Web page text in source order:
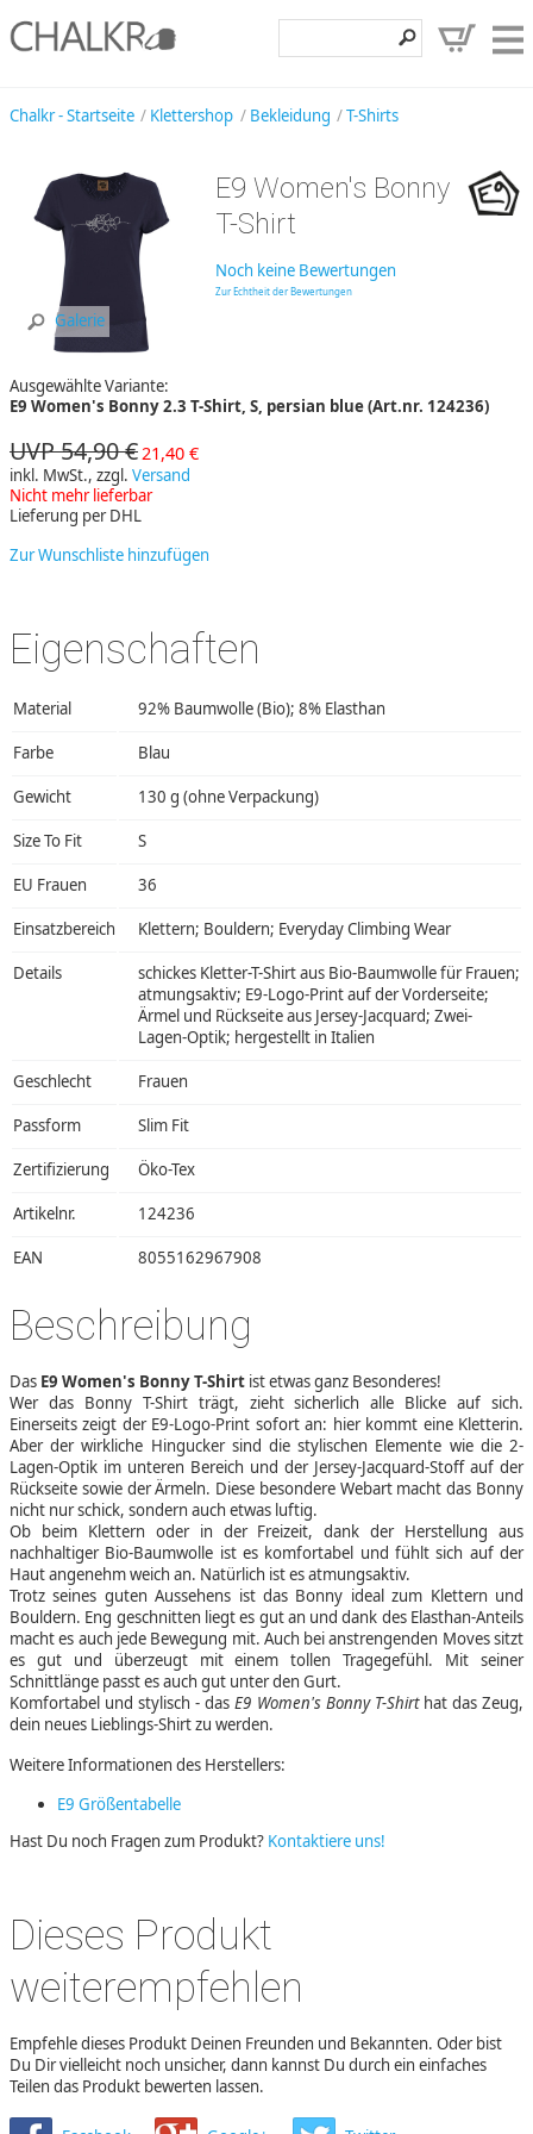
Entdecken
Chalkr - Startseite Klettershop Bekleidung T-Shirts
Galerie
E9 Women's Bonny
T-Shirt
Noch keine Bewertungen
Zur Echtheit der Bewertungen
Ausgewählte Variante:
E9 Women's Bonny 2.3 T-Shirt, S, persian blue (Art.nr. 124236)
UVP 54,90 € 21,40 €
inkl. MwSt., zzgl. Versand
Nicht mehr lieferbar
Lieferung per DHL
Zur Wunschliste hinzufügen
Eigenschaften
Material 92% Baumwolle (Bio); 8% Elasthan
Farbe Blau
Gewicht 130 g (ohne Verpackung)
Size To Fit S
EU Frauen 36
Einsatzbereich Klettern; Bouldern; Everyday Climbing Wear
Details
schickes Kletter-T-Shirt aus Bio-Baumwolle für Frauen;
atmungsaktiv; E9-Logo-Print auf der Vorderseite;
Ärmel und Rückseite aus Jersey-Jacquard; Zwei-
Lagen-Optik; hergestellt in Italien
Geschlecht Frauen
Passform Slim Fit
Zertifizierung Öko-Tex
Artikelnr. 124236
EAN 8055162967908
Beschreibung
Das E9 Women's Bonny T-Shirt ist etwas ganz Besonderes!
Wer das Bonny T-Shirt trägt, zieht sicherlich alle Blicke auf sich.
Einerseits zeigt der E9-Logo-Print sofort an: hier kommt eine Kletterin.
Aber der wirkliche Hingucker sind die stylischen Elemente wie die 2-
Lagen-Optik im unteren Bereich und der Jersey-Jacquard-Stoff auf der
Rückseite sowie der Ärmeln. Diese besondere Webart macht das Bonny
nicht nur schick, sondern auch etwas luftig.
Ob beim Klettern oder in der Freizeit, dank der Herstellung aus
nachhaltiger Bio-Baumwolle ist es komfortabel und fühlt sich auf der
Haut angenehm weich an. Natürlich ist es atmungsaktiv.
Trotz seines guten Aussehens ist das Bonny ideal zum Klettern und
Bouldern. Eng geschnitten liegt es gut an und dank des Elasthan-Anteils
macht es auch jede Bewegung mit. Auch bei anstrengenden Moves sitzt
es gut und überzeugt mit einem tollen Tragegefühl. Mit seiner
Schnittlänge passt es auch gut unter den Gurt.
Komfortabel und stylisch - dasE9 Women's Bonny T-Shirthat das Zeug,
dein neues Lieblings-Shirt zu werden.
Weitere Informationen des Herstellers:
E9 Größentabelle
Hast Du noch Fragen zum Produkt? Kontaktiere uns!
Dieses Produkt
weiterempfehlen
Empfehle dieses Produkt Deinen Freunden und Bekannten. Oder bist
Du Dir vielleicht noch unsicher, dann kannst Du durch ein einfaches
Teilen das Produkt bewerten lassen.